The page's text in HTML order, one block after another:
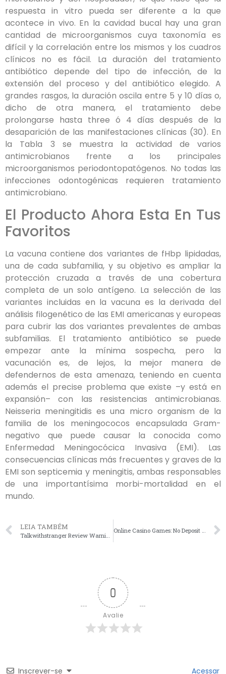
respuesta in vitro pueda ser diferente a la que
acontece in vivo. En la cavidad bucal hay una gran
cantidad de microorganismos cuya taxonomía es
difícil y la correlación entre los mismos y los cuadros
clínicos no es fácil. La duración del tratamiento
antibiótico depende del tipo de infección, de la
extensión del proceso y del antibiótico elegido. A
grandes rasgos, la duración oscila entre 5 y 10 días o,
dicho de otra manera, el tratamiento debe
prolongarse hasta three ó 4 días después de la
desaparición de las manifestaciones clínicas (30). En
la Tabla 3 se muestra la actividad de varios
antimicrobianos frente a los principales
microorganismos periodontopatógenos. No todas las
infecciones odontogénicas requieren tratamiento
antimicrobiano.
El Producto Ahora Esta En Tus
Favoritos
La vacuna contiene dos variantes de fHbp lipidadas,
una de cada subfamilia, y su objetivo es ampliar la
protección cruzada a través de una cobertura
completa de un solo antígeno. La selección de las
variantes incluidas en la vacuna es la derivada del
análisis filogenético de las EMI americanas y europeas
para cubrir las dos variantes prevalentes de ambas
subfamilias. El tratamiento antibiótico se puede
empezar ante la mínima sospecha, pero la
vacunación es, de lejos, la mejor manera de
defendernos de esta amenaza, teniendo en cuenta
además el precise problema que existe –y está en
expansión– con las resistencias antimicrobianas.
Neisseria meningitidis es una micro organism de la
familia de los meningococos encapsulada Gram-
negativo que puede causar la conocida como
Enfermedad Meningocócica Invasiva (EMI). Las
consecuencias clínicas más frecuentes y graves de la
EMI son septicemia y meningitis, ambas responsables
de una importantísima morbi-mortalidad en el
mundo.
LEIA TAMBÉM Online Casino Games: No Deposit Bonuses
0
Avalie
Inscrever-se Acessar